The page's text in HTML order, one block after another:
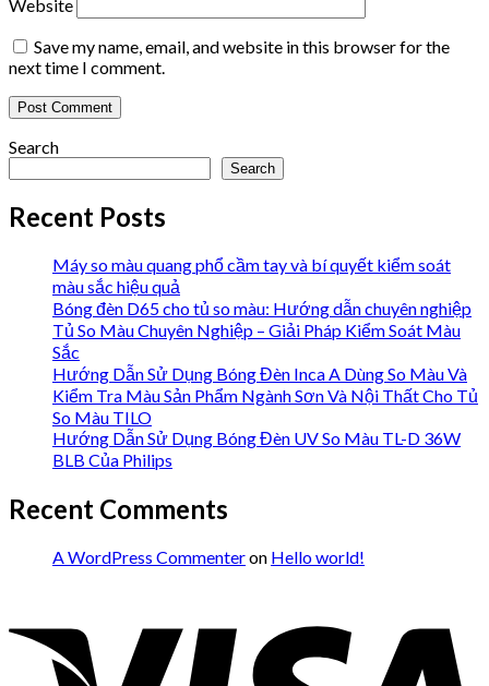
Website
Save my name, email, and website in this browser for the
next time I comment.
Search
Search
Recent Posts
Máy so màu quang phổ cầm tay và bí quyết kiểm soát
màu sắc hiệu quả
Bóng đèn D65 cho tủ so màu: Hướng dẫn chuyên nghiệp
Tủ So Màu Chuyên Nghiệp – Giải Pháp Kiểm Soát Màu
Sắc
Hướng Dẫn Sử Dụng Bóng Đèn Inca A Dùng So Màu Và
Kiểm Tra Màu Sản Phẩm Ngành Sơn Và Nội Thất Cho Tủ
So Màu TILO
Hướng Dẫn Sử Dụng Bóng Đèn UV So Màu TL-D 36W
BLB Của Philips
Recent Comments
A WordPress Commenteron Hello world!